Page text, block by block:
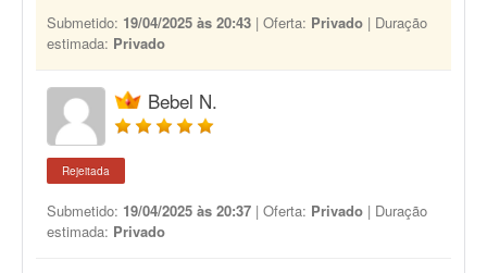
Submetido: 19/04/2025 às 20:43 | Oferta: Privado | Duração
estimada: Privado
Bebel N.
Rejeitada
Submetido: 19/04/2025 às 20:37 | Oferta: Privado | Duração
estimada: Privado